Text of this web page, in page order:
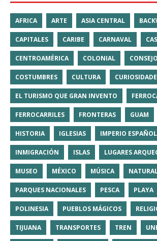
AFRICA ARTE ASIA CENTRAL
CAPITALES CARIBE CARNAVAL
CENTROAMÉRICA COLONIAL
COSTUMBRES CULTURA
EL TURISMO QUE GRAN INVENTO
FERROCARRILES FRONTERAS GUAM
HISTORIA IGLESIAS IMPERIO ESPAÑOL
INMIGRACIÓN ISLAS LUGARES
MUSEO MÉXICO MÚSICA
PARQUES NACIONALES PESCA PLAYA
POLINESIA PUEBLOS MÁGICOS
TIJUANA TRANSPORTES TREN